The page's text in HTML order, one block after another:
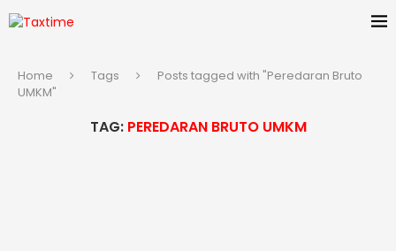
Home Tags
Posts tagged with "Peredaran Bruto
UMKM"
TAG: PEREDARAN BRUTO UMKM